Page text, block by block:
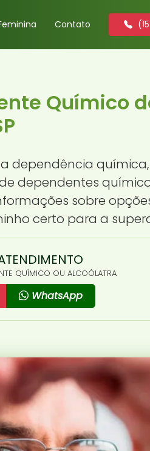
Contato
Químico
química,
dependentes
sobre
certo para a
QUÍMICO OU ALCOÓLATRA
WhatsApp